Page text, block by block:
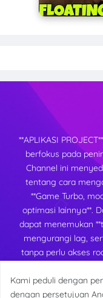
**APLIKASI
berfokus pada
Channel ini
tentang cara
**Game Turbo,
optimasi lainnya**.
dapat menemukan
mengurangi lag,
tanpa perlu akses
dan stabil
Kami peduli dengan
dengan persetujuan